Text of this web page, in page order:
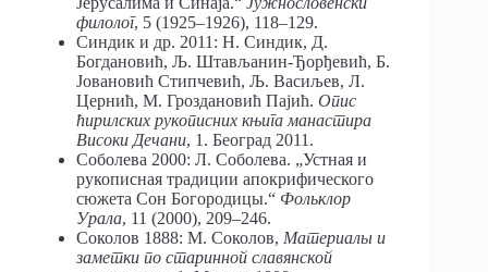
филолог, 5 (1925–1926), 118–129.
Синдик и др. 2011: Н. Синдик, Д.
Богдановић, Љ. Штављанин-Ђорђевић, Б.
Јовановић Стипчевић, Љ. Васиљев, Л.
Цернић, М. Гроздановић Пајић. Опис
ћирилских рукописних књига манастира
Високи Дечани, 1. Београд 2011.
Соболева 2000: Л. Соболева. „Устная и
рукописная традиции апокрифического
сюжета Сон Богородицы.“ Фольклор
Урала, 11 (2000), 209–246.
Соколов 1888: M. Соколов, Материалы и
заметки по старинной славянской